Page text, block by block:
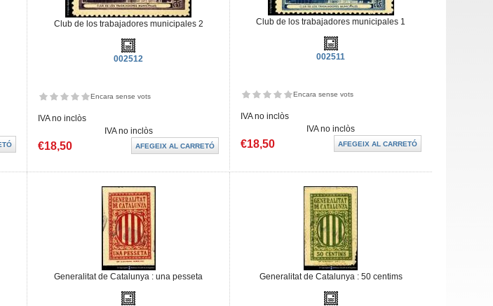
Club de los trabajadores municipales 2
002512
Encara sense vots
IVA no inclòs
IVA no inclòs
€18,50
Club de los trabajadores municipales 1
002511
Encara sense vots
IVA no inclòs
IVA no inclòs
€18,50
Generalitat de Catalunya : una pesseta Generalitat de Catalunya : 50 centims